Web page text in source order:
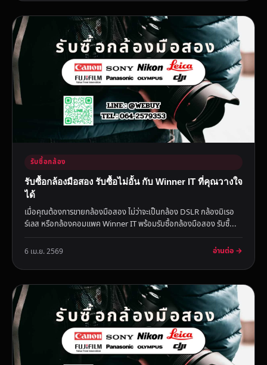
รับซื้อกล้อง
รับซื้อกล้องมือสอง รับซื้อไม่อั้น กับ Winner IT ที่คุณวางใจ
ได้
เมื่อคุณต้องการขายกล้องมือสอง ไม่ว่าจะเป็นกล้อง DSLR กล้องมิเรอ
ร์เลส หรือกล้องคอมแพค Winner IT พร้อมรับซื้อกล้องมือสอง รับซื้...
6 เม.ย. 2569 อ่านต่อ →